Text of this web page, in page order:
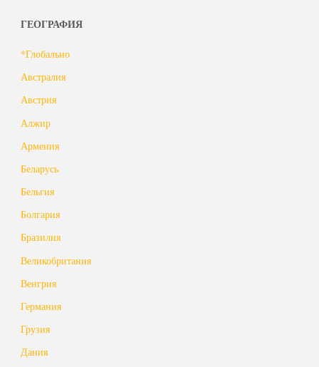
ГЕОГРАФИЯ
*Глобально
Австралия
Австрия
Алжир
Армения
Беларусь
Бельгия
Болгария
Бразилия
Великобритания
Венгрия
Германия
Грузия
Дания